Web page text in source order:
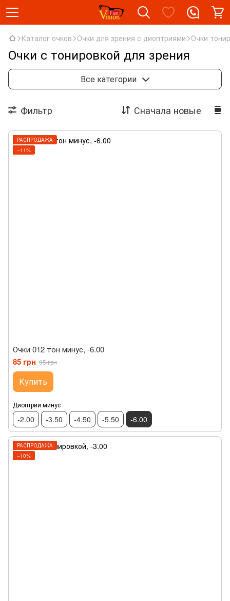
Каталог очков Очки для зрения с диоптриями Очки
Очки с тонировкой для зрения
Изюмская вставка
Очки тонированные
Все категории
Фильтр Сначала новые
РАСПРОДАЖА
−11%
Очки 012 тон минус, -6.00
85 грн 95 грн
Купить
Диоптрии минус
-2.00 -3.50 -4.50 -5.50 -6.00
РАСПРОДАЖА
−10%